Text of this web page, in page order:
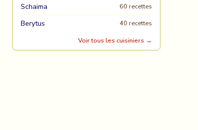
Schaima 60 recettes
Berytus
40 recettes
Voir tous les cuisiniers →